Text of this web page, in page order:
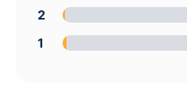
2
1